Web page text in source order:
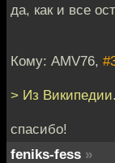
да, как и все
Кому: AMV76,
> Из Википедии.
спасибо!
feniks-fess »